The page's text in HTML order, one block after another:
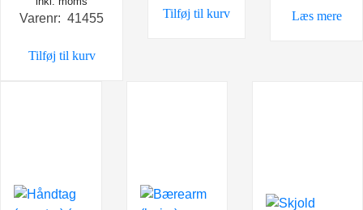
Varenr: 41455
Tilføj til kurv
Tilføj til kurv Læs mere